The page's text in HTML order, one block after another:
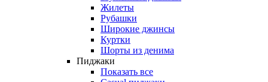
Жилеты
Рубашки
Широкие джинсы
Куртки
Шорты из денима
Пиджаки
Показать все